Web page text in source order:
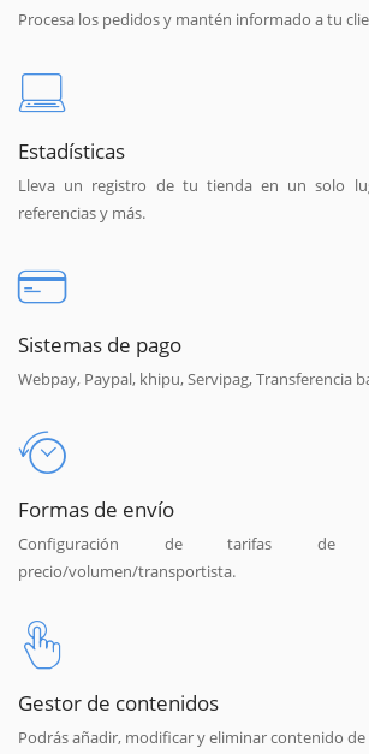
Procesa los pedidos y mantén informado a tu
Estadísticas
Lleva un registro de tu tienda en un solo
referencias y más.
Sistemas de pago
Webpay, Paypal, khipu, Servipag, Transferencia
Formas de envío
Configuración de tarifas de
precio/volumen/transportista.
Gestor de contenidos
Podrás añadir, modificar y eliminar contenido